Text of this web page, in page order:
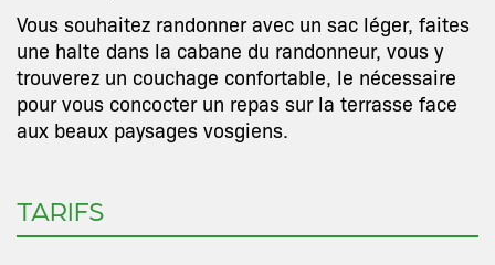
Vous souhaitez randonner avec un sac léger, faites
une halte dans la cabane du randonneur, vous y
trouverez un couchage confortable, le nécessaire
pour vous concocter un repas sur la terrasse face
aux beaux paysages vosgiens.
TARIFS